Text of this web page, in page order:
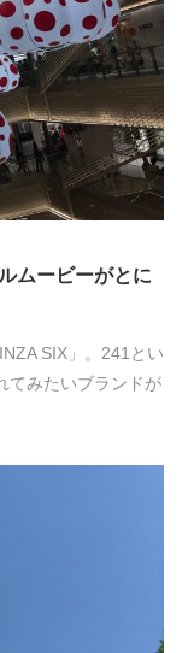
ムービーがとに
SIX」。241とい
てみたいブランドが